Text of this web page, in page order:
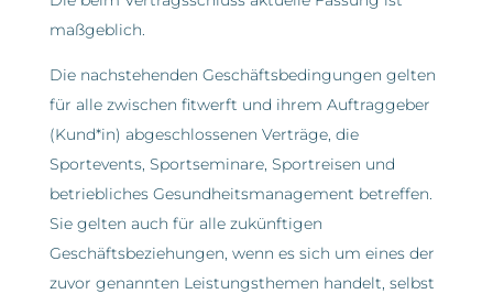
maßgeblich.
Die nachstehenden Geschäftsbedingungen gelten
für alle zwischen fitwerft und ihrem Auftraggeber
(Kund*in) abgeschlossenen Verträge, die
Sportevents, Sportseminare, Sportreisen und
betriebliches Gesundheitsmanagement betreffen.
Sie gelten auch für alle zukünftigen
Geschäftsbeziehungen, wenn es sich um eines der
zuvor genannten Leistungsthemen handelt, selbst